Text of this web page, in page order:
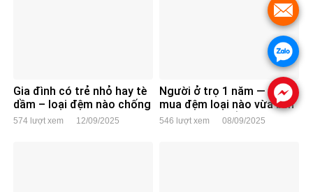
Gia đình có trẻ nhỏ hay tè
dầm – loại đệm nào chống
thấm tốt nhất?
574 lượt xem 12/09/2025
Người ở trọ 1 năm — nên
mua đệm loại nào vừa bền
vừa dễ di chuyển?
546 lượt xem 08/09/2025
.
.
.